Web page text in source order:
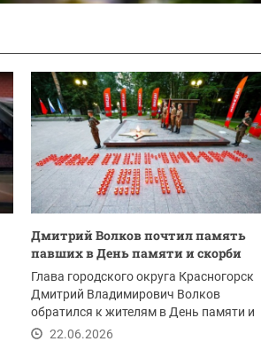
Дмитрий Волков почтил память
павших в День памяти и скорби
Глава городского округа Красногорск
Дмитрий Владимирович Волков
обратился к жителям в День памяти и
скорби. Ровно 85...
22.06.2026